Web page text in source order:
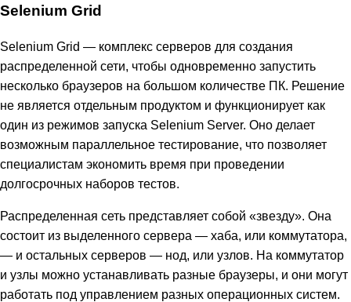
Selenium Grid
Selenium Grid — комплекс серверов для создания
распределенной сети, чтобы одновременно запустить
несколько браузеров на большом количестве ПК. Решение
не является отдельным продуктом и функционирует как
один из режимов запуска Selenium Server. Оно делает
возможным параллельное тестирование, что позволяет
специалистам экономить время при проведении
долгосрочных наборов тестов.
Распределенная сеть представляет собой «звезду». Она
состоит из выделенного сервера — хаба, или коммутатора,
— и остальных серверов — нод, или узлов. На коммутатор
и узлы можно устанавливать разные браузеры, и они могут
работать под управлением разных операционных систем.